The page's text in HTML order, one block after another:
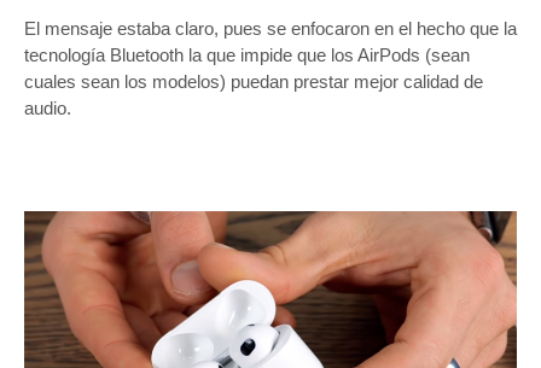
El mensaje estaba claro, pues se enfocaron en el hecho que la
tecnología Bluetooth la que impide que los AirPods (sean
cuales sean los modelos) puedan prestar mejor calidad de
audio.